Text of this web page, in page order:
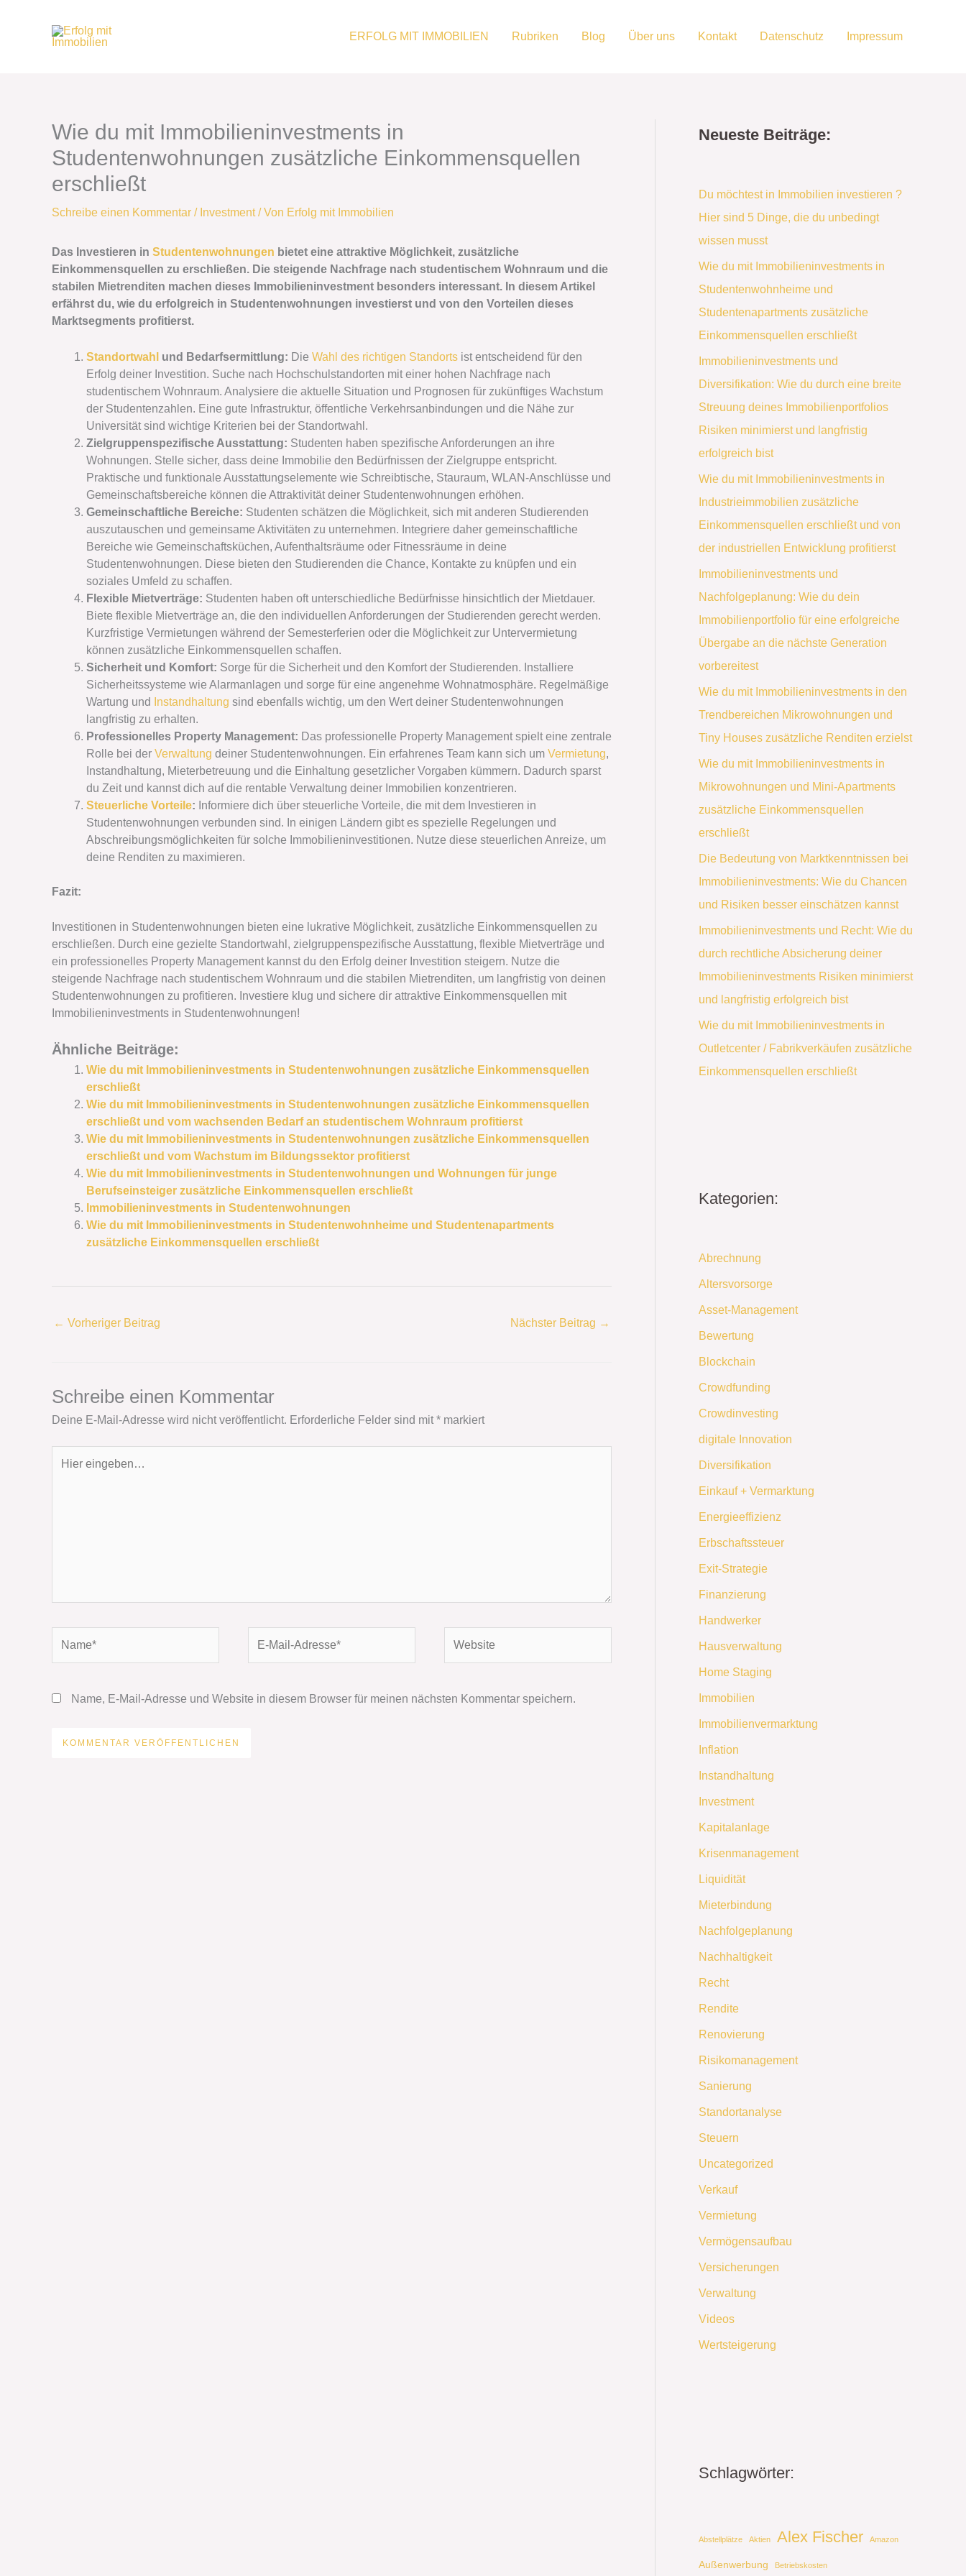
ERFOLG MIT IMMOBILIEN Rubriken Blog Über uns Kontakt Datenschutz Impressum
Wie du mit Immobilieninvestments in
Studentenwohnungen zusätzliche Einkommensquellen
erschließt
Schreibe einen Kommentar / Investment/ Von Erfolg mit Immobilien
Das Investieren in Studentenwohnungen bietet eine attraktive Möglichkeit, zusätzliche
Einkommensquellen zu erschließen. Die steigende Nachfrage nach studentischem Wohnraum und die
stabilen Mietrenditen machen dieses Immobilieninvestment besonders interessant. In diesem Artikel
erfährst du, wie du erfolgreich in Studentenwohnungen investierst und von den Vorteilen dieses
Marktsegments profitierst.
Standortwahl und Bedarfsermittlung: Die Wahl des richtigen Standorts ist entscheidend für den
Erfolg deiner Investition. Suche nach Hochschulstandorten mit einer hohen Nachfrage nach
studentischem Wohnraum. Analysiere die aktuelle Situation und Prognosen für zukünftiges Wachstum
der Studentenzahlen. Eine gute Infrastruktur, öffentliche Verkehrsanbindungen und die Nähe zur
Universität sind wichtige Kriterien bei der Standortwahl.
Zielgruppenspezifische Ausstattung: Studenten haben spezifische Anforderungen an ihre
Wohnungen. Stelle sicher, dass deine Immobilie den Bedürfnissen der Zielgruppe entspricht.
Praktische und funktionale Ausstattungselemente wie Schreibtische, Stauraum, WLAN-Anschlüsse und
Gemeinschaftsbereiche können die Attraktivität deiner Studentenwohnungen erhöhen.
Gemeinschaftliche Bereiche: Studenten schätzen die Möglichkeit, sich mit anderen Studierenden
auszutauschen und gemeinsame Aktivitäten zu unternehmen. Integriere daher gemeinschaftliche
Bereiche wie Gemeinschaftsküchen, Aufenthaltsräume oder Fitnessräume in deine
Studentenwohnungen. Diese bieten den Studierenden die Chance, Kontakte zu knüpfen und ein
soziales Umfeld zu schaffen.
Flexible Mietverträge: Studenten haben oft unterschiedliche Bedürfnisse hinsichtlich der Mietdauer.
Biete flexible Mietverträge an, die den individuellen Anforderungen der Studierenden gerecht werden.
Kurzfristige Vermietungen während der Semesterferien oder die Möglichkeit zur Untervermietung
können zusätzliche Einkommensquellen schaffen.
Sicherheit und Komfort: Sorge für die Sicherheit und den Komfort der Studierenden. Installiere
Sicherheitssysteme wie Alarmanlagen und sorge für eine angenehme Wohnatmosphäre. Regelmäßige
Wartung und
Instandhaltung sind ebenfalls wichtig, um den Wert deiner Studentenwohnungen
langfristig zu erhalten.
Professionelles Property Management: Das professionelle Property Management spielt eine zentrale
Rolle bei der Verwaltung deiner Studentenwohnungen. Ein erfahrenes Team kann sich um Vermietung,
Instandhaltung, Mieterbetreuung und die Einhaltung gesetzlicher Vorgaben kümmern. Dadurch sparst
du Zeit und kannst dich auf die rentable Verwaltung deiner Immobilien konzentrieren.
Steuerliche Vorteile: Informiere dich über steuerliche Vorteile, die mit dem Investieren in
Studentenwohnungen verbunden sind. In einigen Ländern gibt es spezielle Regelungen und
Abschreibungsmöglichkeiten für solche Immobilieninvestitionen. Nutze diese steuerlichen Anreize, um
deine Renditen zu maximieren.
Fazit:
Investitionen in Studentenwohnungen bieten eine lukrative Möglichkeit, zusätzliche Einkommensquellen zu
erschließen. Durch eine gezielte Standortwahl, zielgruppenspezifische Ausstattung, flexible Mietverträge und
ein professionelles Property Management kannst du den Erfolg deiner Investition steigern. Nutze die
steigende Nachfrage nach studentischem Wohnraum und die stabilen Mietrenditen, um langfristig von deinen
Studentenwohnungen zu profitieren. Investiere klug und sichere dir attraktive Einkommensquellen mit
Immobilieninvestments in Studentenwohnungen!
Ähnliche Beiträge:
Wie du mit Immobilieninvestments in Studentenwohnungen zusätzliche Einkommensquellen
erschließt
Wie du mit Immobilieninvestments in Studentenwohnungen zusätzliche Einkommensquellen
erschließt und vom wachsenden Bedarf an studentischem Wohnraum profitierst
Wie du mit Immobilieninvestments in Studentenwohnungen zusätzliche Einkommensquellen
erschließt und vom Wachstum im Bildungssektor profitierst
Wie du mit Immobilieninvestments in Studentenwohnungen und Wohnungen für junge
Berufseinsteiger zusätzliche Einkommensquellen erschließt
Immobilieninvestments in Studentenwohnungen
Wie du mit Immobilieninvestments in Studentenwohnheime und Studentenapartments
zusätzliche Einkommensquellen erschließt
← Vorheriger Beitrag Nächster Beitrag →
Schreibe einen Kommentar
Deine E-Mail-Adresse wird nicht veröffentlicht. Erforderliche Felder sind mit * markiert
eingeben…
Mail-
Name, E-Mail-Adresse und Website in diesem Browser für meinen nächsten Kommentar speichern.
Neueste Beiträge:
Du möchtest in Immobilien investieren ?
Hier sind 5 Dinge, die du unbedingt
wissen musst
Wie du mit Immobilieninvestments in
Studentenwohnheime und
Studentenapartments zusätzliche
Einkommensquellen erschließt
Immobilieninvestments und
Diversifikation: Wie du durch eine breite
Streuung deines Immobilienportfolios
Risiken minimierst und langfristig
erfolgreich bist
Wie du mit Immobilieninvestments in
Industrieimmobilien zusätzliche
Einkommensquellen erschließt und von
der industriellen Entwicklung profitierst
Immobilieninvestments und
Nachfolgeplanung: Wie du dein
Immobilienportfolio für eine erfolgreiche
Übergabe an die nächste Generation
vorbereitest
Wie du mit Immobilieninvestments in den
Trendbereichen Mikrowohnungen und
Tiny Houses zusätzliche Renditen erzielst
Wie du mit Immobilieninvestments in
Mikrowohnungen und Mini-Apartments
zusätzliche Einkommensquellen
erschließt
Die Bedeutung von Marktkenntnissen bei
Immobilieninvestments: Wie du Chancen
und Risiken besser einschätzen kannst
Immobilieninvestments und Recht: Wie du
durch rechtliche Absicherung deiner
Immobilieninvestments Risiken minimierst
und langfristig erfolgreich bist
Wie du mit Immobilieninvestments in
Outletcenter / Fabrikverkäufen zusätzliche
Einkommensquellen erschließt
Kategorien:
Abrechnung
Altersvorsorge
Asset-Management
Bewertung
Blockchain
Crowdfunding
Crowdinvesting
digitale Innovation
Diversifikation
Einkauf + Vermarktung
Energieeffizienz
Erbschaftssteuer
Exit-Strategie
Finanzierung
Handwerker
Hausverwaltung
Home Staging
Immobilien
Immobilienvermarktung
Inflation
Instandhaltung
Investment
Kapitalanlage
Krisenmanagement
Liquidität
Mieterbindung
Nachfolgeplanung
Nachhaltigkeit
Recht
Rendite
Renovierung
Risikomanagement
Sanierung
Standortanalyse
Steuern
Uncategorized
Verkauf
Vermietung
Vermögensaufbau
Versicherungen
Verwaltung
Videos
Wertsteigerung
Schlagwörter:
Abstellplätze Aktien Alex Fischer Amazon
Außenwerbung Betriebskosten